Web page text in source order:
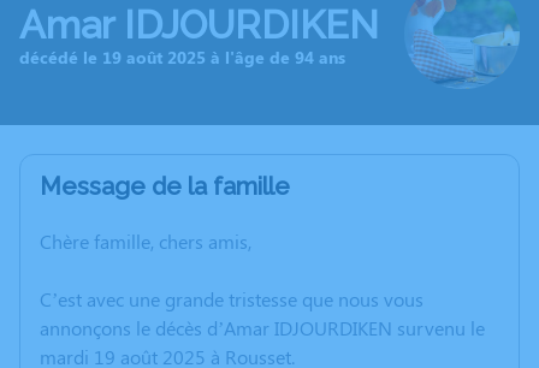
Amar IDJOURDIKEN
décédé le 19 août 2025 à l'âge de 94 ans
Message de la famille
Chère famille, chers amis,
C’est avec une grande tristesse que nous vous
annonçons le décès d’Amar IDJOURDIKEN survenu le
mardi 19 août 2025 à Rousset.